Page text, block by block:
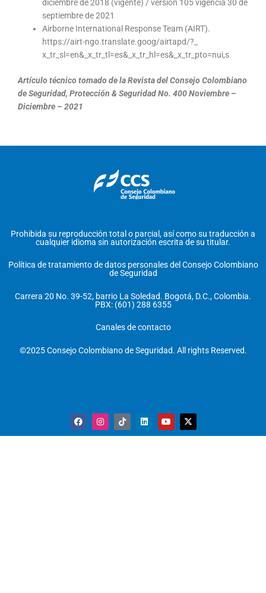
diciembre de 2018 (vigente) / versión 105 vigencia 30 de
septiembre de 2021
Airborne International Response Team (AIRT).
https://airt-ngo.translate.goog/airtapd/?_
x_tr_sl=en&_x_tr_tl=es&_x_tr_hl=es&_x_tr_pto=nui,s
Artículo técnico tomado de la Revista del Consejo Colombiano
de Seguridad, Protección & Seguridad No. 400 Noviembre –
Diciembre – 2021
Prohibida su reproducción total o parcial, así como su traducción a
cualquier idioma sin autorización escrita de su titular.
Política de tratamiento de datos personales del Consejo Colombiano
de Seguridad
Carrera 20 No. 39-52, barrio La Soledad. Bogotá, D.C., Colombia.
PBX: (601) 288 6355
Canales de contacto
©2025 Consejo Colombiano de Seguridad. All rights Reserved.
F
a
c
I
n
s
T
i
k
L
i
n
Y
o
u
X
-
t